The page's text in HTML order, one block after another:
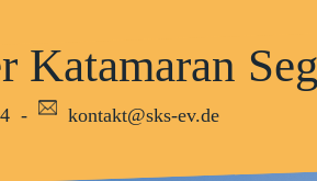
Katamaran
- kontakt@sks-ev.de